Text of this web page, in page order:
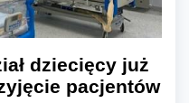
dziecięcy już
pacjentów